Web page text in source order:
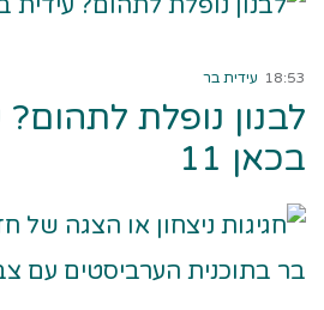
18:53 עידית בר
לבנון נופלת
בכאן 11